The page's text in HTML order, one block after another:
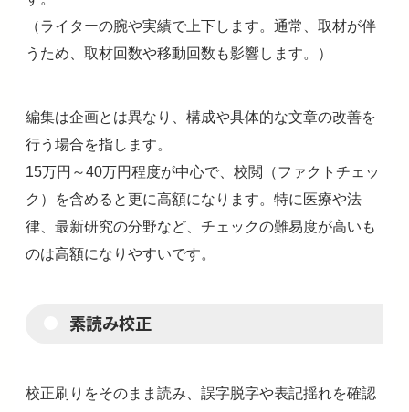
（ライターの腕や実績で上下します。通常、取材が伴
うため、取材回数や移動回数も影響します。）
編集は企画とは異なり、構成や具体的な文章の改善を
行う場合を指します。
15万円～40万円程度が中心で、校閲（ファクトチェッ
ク）を含めると更に高額になります。特に医療や法
律、最新研究の分野など、チェックの難易度が高いも
のは高額になりやすいです。
素読み校正
校正刷りをそのまま読み、誤字脱字や表記揺れを確認